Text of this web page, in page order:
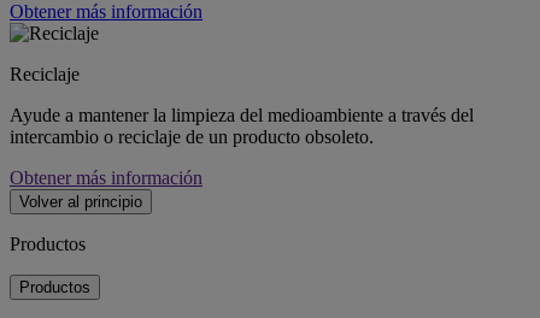
Obtener más información
Reciclaje
Ayude a mantener la limpieza del medioambiente a través del
intercambio o reciclaje de un producto obsoleto.
Obtener más información
Volver al principio
Productos
Productos